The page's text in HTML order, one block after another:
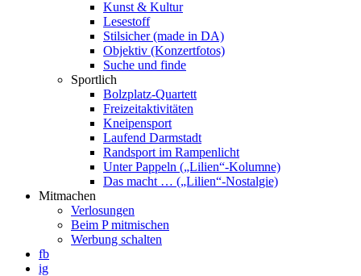
Kunst & Kultur
Lesestoff
Stilsicher (made in DA)
Objektiv (Konzertfotos)
Suche und finde
Sportlich
Bolzplatz-Quartett
Freizeitaktivitäten
Kneipensport
Laufend Darmstadt
Randsport im Rampenlicht
Unter Pappeln („Lilien“-Kolumne)
Das macht … („Lilien“-Nostalgie)
Mitmachen
Verlosungen
Beim P mitmischen
Werbung schalten
fb
ig